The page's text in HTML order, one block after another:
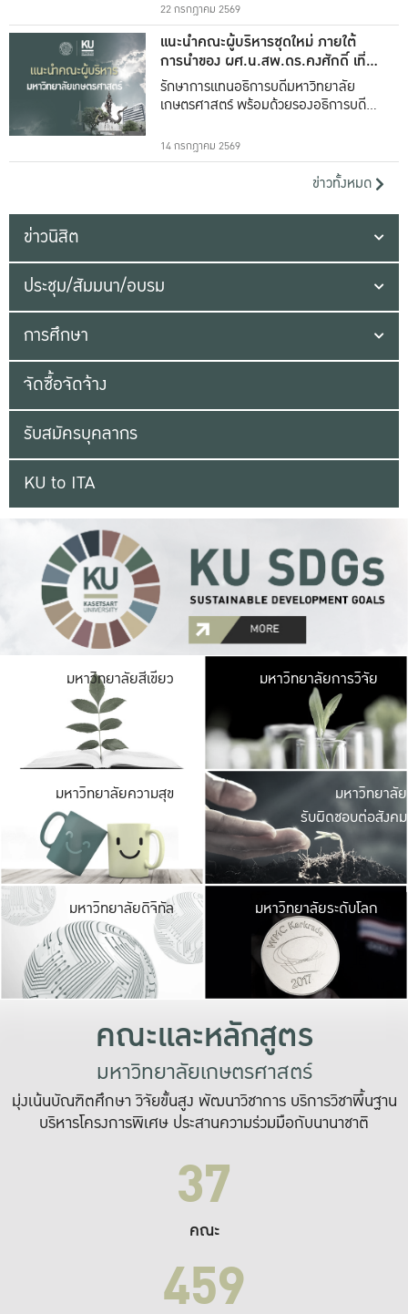
22 กรกฎาคม 2569
แนะนำคณะผู้บริหารชุดใหม่ ภายใต้
การนำของ ผศ.น.สพ.ดร.คงศักดิ์ เที่ยง
ธรรม
รักษาการแทนอธิการบดีมหาวิทยาลัย
เกษตรศาสตร์ พร้อมด้วยรองอธิการบดีทั้ง
14 กรกฎาคม 2569
ข่าวทั้งหมด
ข่าวนิสิต
ประชุม/สัมมนา/อบรม
การศึกษา
จัดซื้อจัดจ้าง
รับสมัครบุคลากร
KU to ITA
มหาวิทยาลัยสีเขียว มหาวิ
มีพื้นที่เขียวสดใส
เป็นป่าในเมือง เกษต
มหาวิทยาลัยการวิจัย
มหาวิทยาลัยความสุข มหาวิ
ค
เปิดประ
และพบเรื่องราวใ
มหาวิทยาลัย
รับผิดชอบต่อสังคม
มหาวิทยาลัยดิจิทัล มหาวิ
เปลี่ยนแปลง แล
เพื่อทำง
ระบบสารสนเทศ
มหาวิทยาลัยระดับโลก
คณะและหลักสูตร
มหาวิทยาลัยเกษตรศาสตร์
มุ่งเน้นบัณฑิตศึกษา วิจัยขั้นสูง พัฒนาวิชาการ บริการวิชาพื้นฐาน
บริหารโครงการพิเศษ ประสานความร่วมมือกับนานาชาติ
37
คณะ
459